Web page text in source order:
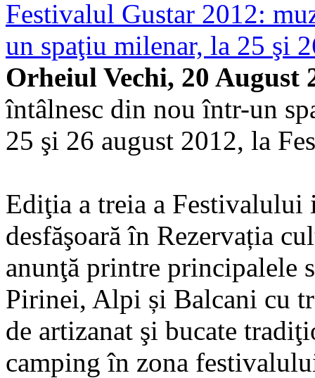
Festivalul Gustar 2012:
un spaţiu milenar, la 25 şi
Orheiul Vechi, 20 August
întâlnesc din nou într-un
25 şi 26 august 2012, la
Ediţia a treia a Festivalului
desfăşoară în Rezervația
anunţă printre principalele
Pirinei, Alpi și Balcani cu
de artizanat şi bucate
camping în zona